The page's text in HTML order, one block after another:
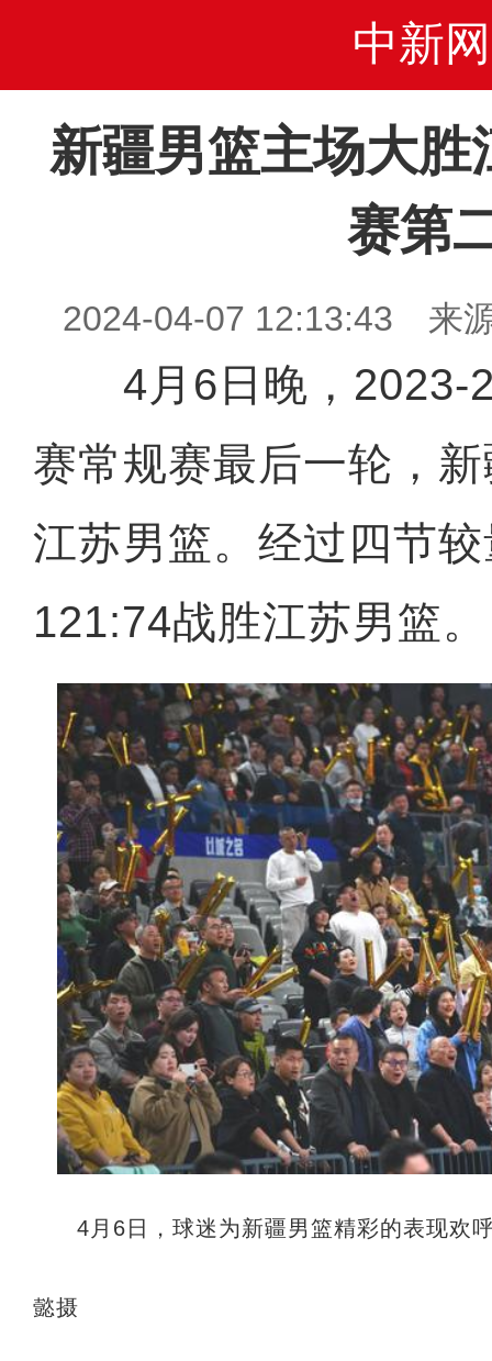
中新网
新疆男篮主场大胜
赛第
2024-04-07 12:13:43 来
4月6日晚，2023-
赛常规赛最后一轮，
江苏男篮。经过四节
121:74战胜江苏男篮。
4月6日，球迷为新疆男篮精彩的表现欢
懿摄